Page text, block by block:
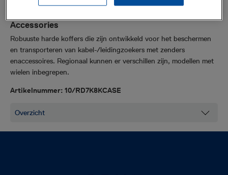
Assortiment harde koffers
Accessories
Robuuste harde koffers die zijn ontwikkeld voor het beschermen
en transporteren van kabel-/leidingzoekers met zenders
enaccessoires. Regionaal kunnen er verschillen zijn, modellen met
wielen inbegrepen.
Artikelnummer: 10/RD7K8KCASE